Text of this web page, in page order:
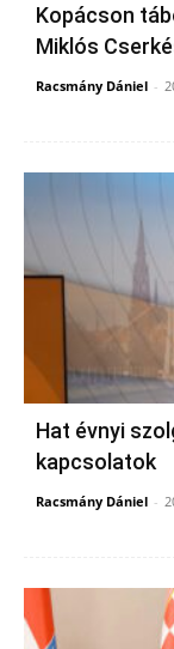
Kopácson
Miklós
Racsmány Dániel -
Hat évnyi
kapcsolatok
Racsmány Dániel -